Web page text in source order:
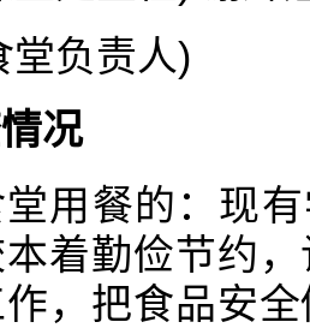
堂负责人)
况
用餐的：现
着勤俭节约
，把食品安